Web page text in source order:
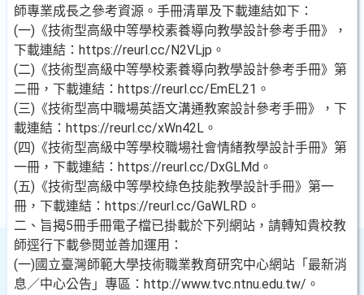
師專業成長之參考資源。手冊清單及下載連結如下：
(一)《技術型高級中等學校素養導向教學設計參考手冊》，
下載連結：https://reurl.cc/N2VLjp。
(二)《技術型高級中等學校素養導向教學設計參考手冊》第
二冊，下載連結：https://reurl.cc/EmEL21。
(三)《技術型高中職場英語文溝通教案設計參考手冊》，下
載連結：https://reurl.cc/xWn42L。
(四)《技術型高級中等學校職場社會情緒教學設計手冊》第
一冊，下載連結：https://reurl.cc/DxGLMd。
(五)《技術型高級中等學校綠色技能教學設計手冊》第一
冊，下載連結：https://reurl.cc/GaWLRD。
二、旨揭5冊手冊電子檔已掛載於下列網站，請轉知貴校教
師逕行下載參閱並善加運用：
(一)國立臺灣師範大學技術職業教育研究中心網站「最新消
息／中心公告」專區：http://www.tvc.ntnu.edu.tw/。